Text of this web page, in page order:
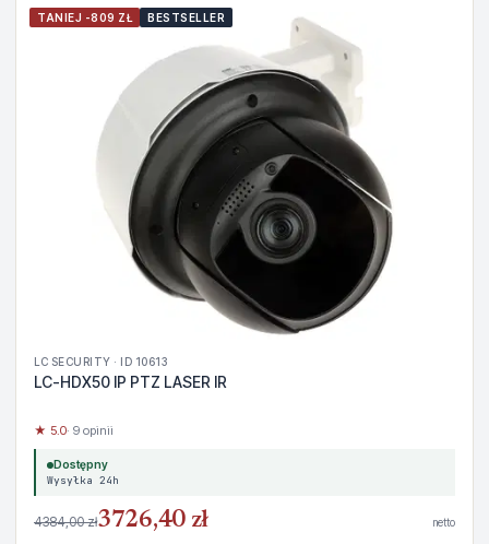
TANIEJ -809 ZŁ BESTSELLER
LC SECURITY · ID 10613
LC-HDX50 IP PTZ LASER IR
★ 5.0· 9 opinii
Dostępny
Wysyłka 24h
4384,00 zł3726,40 zł netto